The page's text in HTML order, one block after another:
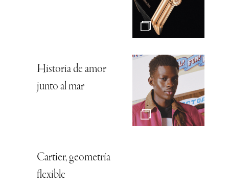
Historia de amor
junto al mar
Cartier, geometría
flexible